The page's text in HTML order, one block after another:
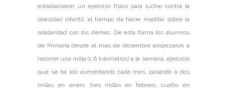
establecieron un ejercicio físico para luchar contra la
obesidad infantil, al tiempo de hacer meditar sobre la
solidaridad con los demás. De esta forma los alumnos
de Primaria desde el mes de diciembre empezaron a
recorrer una milla (1,6 kilómetros) a la semana, ejercicio
que se ha ido aumentando cada mes, pasando a dos
millas en enero, tres millas en febrero, cuatro en